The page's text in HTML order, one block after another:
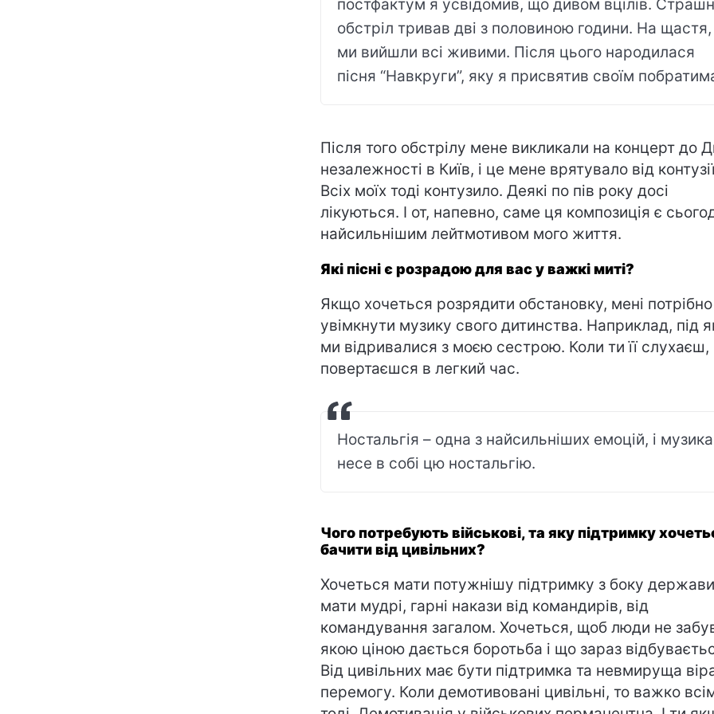
постфактум я усвідомив, що дивом вцілів.
обстріл тривав дві з половиною години. На щастя,
ми вийшли всі живими. Після цього народилася
пісня “Навкруги”, яку я присвятив своїм
Після того обстрілу мене викликали на концерт до
незалежності в Київ, і це мене врятувало від
Всіх моїх тоді контузило. Деякі по пів року досі
лікуються. І от, напевно, саме ця композиція є
найсильнішим лейтмотивом мого життя.
Які пісні є розрадою для вас у важкі миті?
Якщо хочеться розрядити обстановку, мені потрібно
увімкнути музику свого дитинства. Наприклад, під
ми відривалися з моєю сестрою. Коли ти її слухаєш,
повертаєшся в легкий час.
Ностальгія – одна з найсильніших емоцій, і музика
несе в собі цю ностальгію.
Чого потребують військові, та яку підтримку
бачити від цивільних?
Хочеться мати потужнішу підтримку з боку
мати мудрі, гарні накази від командирів, від
командування загалом. Хочеться, щоб люди не
якою ціною дається боротьба і що зараз
Від цивільних має бути підтримка та невмируща
перемогу. Коли демотивовані цивільні, то важко